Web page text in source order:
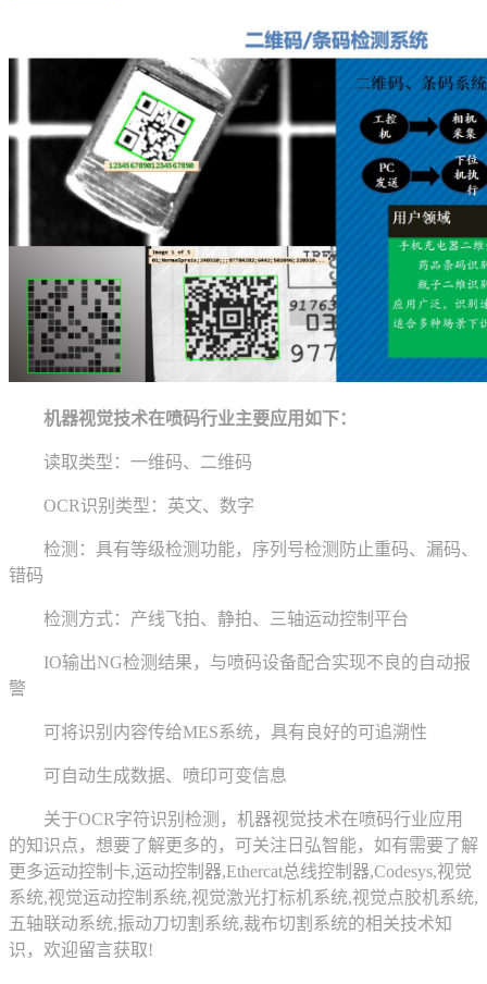
机器视觉技术在喷码行业主要应用如下：
读取类型：一维码、二维码
OCR识别类型：英文、数字
检测：具有等级检测功能，序列号检测防止重码、漏码、
错码
检测方式：产线飞拍、静拍、三轴运动控制平台
IO输出NG检测结果，与喷码设备配合实现不良的自动报
警
可将识别内容传给MES系统，具有良好的可追溯性
可自动生成数据、喷印可变信息
关于OCR字符识别检测，机器视觉技术在喷码行业应用
的知识点，想要了解更多的，可关注日弘智能，如有需要了解
更多运动控制卡,运动控制器,Ethercat总线控制器,Codesys,视觉
系统,视觉运动控制系统,视觉激光打标机系统,视觉点胶机系统,
五轴联动系统,振动刀切割系统,裁布切割系统的相关技术知
识，欢迎留言获取!